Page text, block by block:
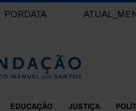
PORDATA
EDUCAÇÃO JUSTIÇA